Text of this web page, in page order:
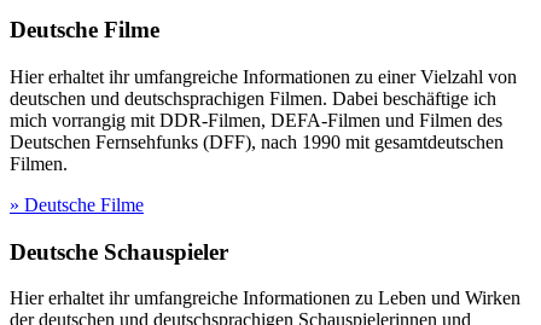
Deutsche Filme
Hier erhaltet ihr umfangreiche Informationen zu einer Vielzahl von
deutschen und deutschsprachigen Filmen. Dabei beschäftige ich
mich vorrangig mit DDR-Filmen, DEFA-Filmen und Filmen des
Deutschen Fernsehfunks (DFF), nach 1990 mit gesamtdeutschen
Filmen.
» Deutsche Filme
Deutsche Schauspieler
Hier erhaltet ihr umfangreiche Informationen zu Leben und Wirken
der deutschen und deutschsprachigen Schauspielerinnen und